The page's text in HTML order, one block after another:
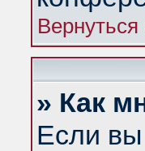
Вернуться
» Как
Если вы